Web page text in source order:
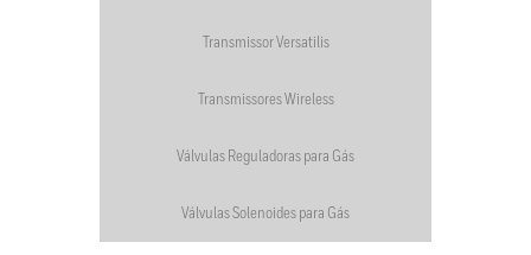
Transmissor Versatilis
Transmissores Wireless
Válvulas Reguladoras para Gás
Válvulas Solenoides para Gás